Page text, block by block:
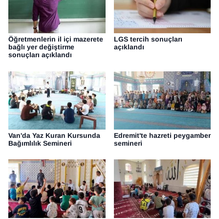
Öğretmenlerin il içi mazerete
bağlı yer değiştirme
sonuçları açıklandı
LGS tercih sonuçları
açıklandı
Van'da Yaz Kuran Kursunda
Bağımlılık Semineri
Edremit'te hazreti peygamber
semineri
YEREL